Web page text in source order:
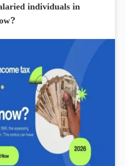
individuals in